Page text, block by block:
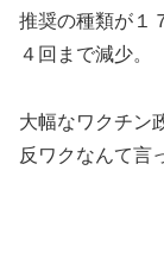
推奨の種類が１
４回まで減少。
大幅なワクチン
反ワクなんて言